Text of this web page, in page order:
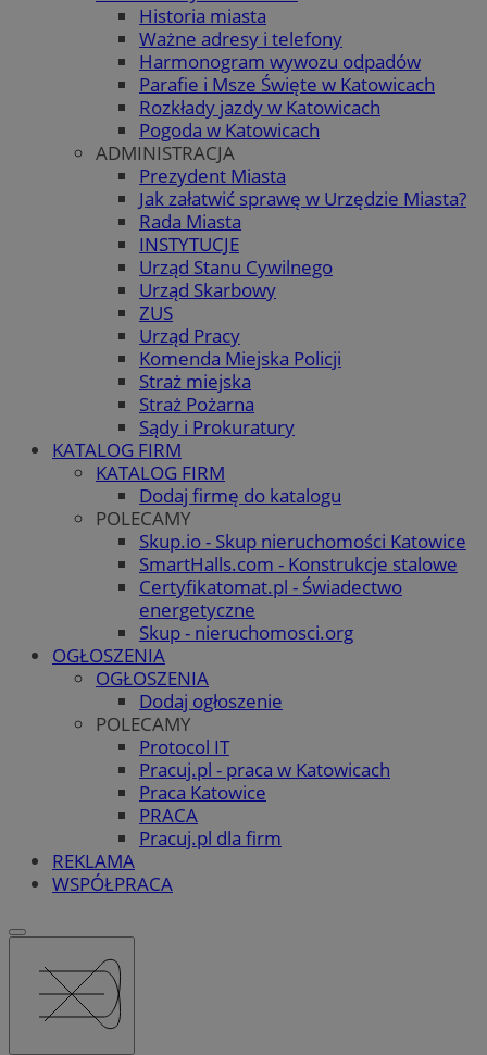
Historia miasta
Ważne adresy i telefony
Harmonogram wywozu odpadów
Parafie i Msze Święte w Katowicach
Rozkłady jazdy w Katowicach
Pogoda w Katowicach
ADMINISTRACJA
Prezydent Miasta
Jak załatwić sprawę w Urzędzie Miasta?
Rada Miasta
INSTYTUCJE
Urząd Stanu Cywilnego
Urząd Skarbowy
ZUS
Urząd Pracy
Komenda Miejska Policji
Straż miejska
Straż Pożarna
Sądy i Prokuratury
KATALOG FIRM
KATALOG FIRM
Dodaj firmę do katalogu
POLECAMY
Skup.io - Skup nieruchomości Katowice
SmartHalls.com - Konstrukcje stalowe
Certyfikatomat.pl - Świadectwo
energetyczne
Skup - nieruchomosci.org
OGŁOSZENIA
OGŁOSZENIA
Dodaj ogłoszenie
POLECAMY
Protocol IT
Pracuj.pl - praca w Katowicach
Praca Katowice
PRACA
Pracuj.pl dla firm
REKLAMA
WSPÓŁPRACA